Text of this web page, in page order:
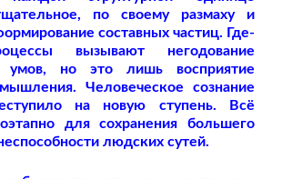
по своему размаху и
составных частиц. Где-
вызывают негодование
умов, но это лишь восприятие
Человеческое сознание
на новую ступень. Всё
для сохранения большего
людских сутей.